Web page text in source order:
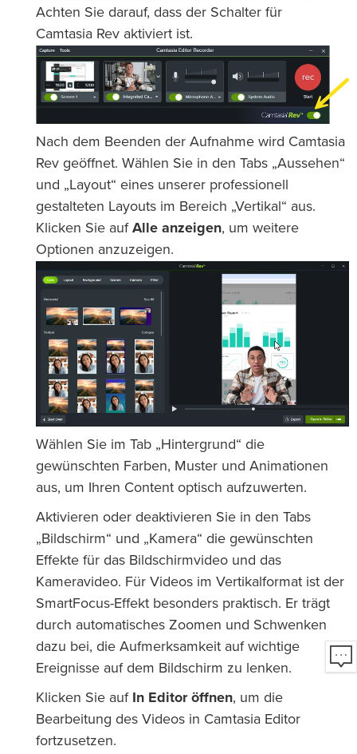
Achten Sie darauf, dass der Schalter für
Camtasia Rev aktiviert ist.
Nach dem Beenden der Aufnahme wird Camtasia
Rev geöffnet. Wählen Sie in den Tabs „Aussehen“
und „Layout“ eines unserer professionell
gestalteten Layouts im Bereich „Vertikal“ aus.
Klicken Sie auf Alle anzeigen, um weitere
Optionen anzuzeigen.
Wählen Sie im Tab „Hintergrund“ die
gewünschten Farben, Muster und Animationen
aus, um Ihren Content optisch aufzuwerten.
Aktivieren oder deaktivieren Sie in den Tabs
„Bildschirm“ und „Kamera“ die gewünschten
Effekte für das Bildschirmvideo und das
Kameravideo. Für Videos im Vertikalformat ist der
SmartFocus-Effekt besonders praktisch. Er trägt
durch automatisches Zoomen und Schwenken
dazu bei, die Aufmerksamkeit auf wichtige
Ereignisse auf dem Bildschirm zu lenken.
Klicken Sie auf In Editor öffnen, um die
Bearbeitung des Videos in Camtasia Editor
fortzusetzen.